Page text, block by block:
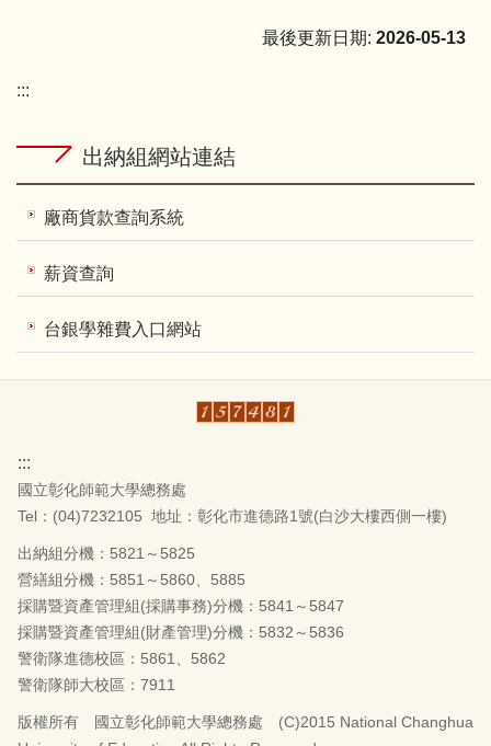
最後更新日期: 2026-05-13
:::
出納組網站連結
廠商貨款查詢系統
薪資查詢
台銀學雜費入口網站
:::
國立彰化師範大學總務處
Tel：(04)7232105 地址：彰化市進德路1號(白沙大樓西側一樓)
出納組分機：5821～5825
營繕組分機：5851～5860、5885
採購暨資產管理組(採購事務)分機：5841～5847
採購暨資產管理組(財產管理)分機：5832～5836
警衛隊進德校區：5861、5862
警衛隊師大校區：7911
版權所有 國立彰化師範大學總務處 (C)2015 National Changhua